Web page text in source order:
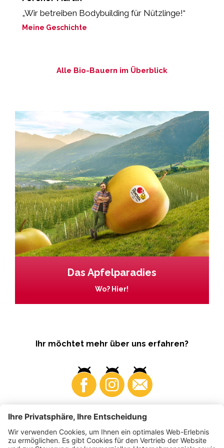
„Wir betreiben Bodybuilding für Nützlinge!“
Meine Geschichte
Alle Bio-Bauern im Überblick
Das Apfelparadies
Wo? Hier!
Ihr möchtet mehr über uns erfahren?
Business Produzenten